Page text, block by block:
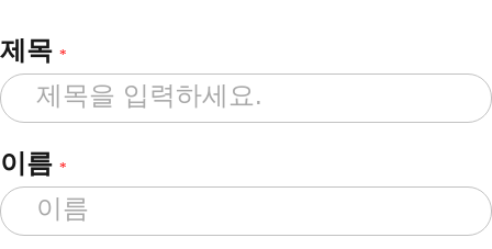
제목 *
이름 *